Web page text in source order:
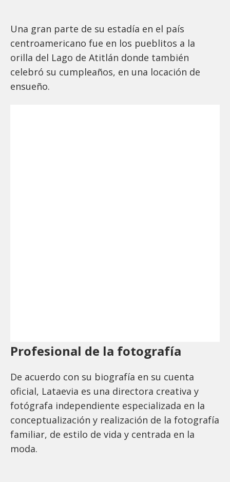
Una gran parte de su estadía en el país
centroamericano fue en los pueblitos a la
orilla del Lago de Atitlán donde también
celebró su cumpleaños, en una locación de
ensueño.
Profesional de la fotografía
De acuerdo con su biografía en su cuenta
oficial, Lataevia es una directora creativa y
fotógrafa independiente especializada en la
conceptualización y realización de la fotografía
familiar, de estilo de vida y centrada en la
moda.